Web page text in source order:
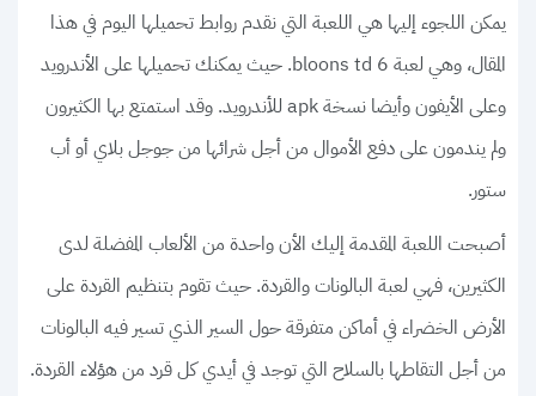
يمكن اللجوء إليها هي اللعبة التي نقدم روابط تحميلها اليوم في هذا
المقال، وهي لعبة bloons td 6. حيث يمكنك تحميلها على الأندرويد
وعلى الأيفون وأيضا نسخة apk للأندرويد. وقد استمتع بها الكثيرون
ولم يندمون على دفع الأموال من أجل شرائها من جوجل بلاي أو أب
ستور.
أصبحت اللعبة المقدمة إليك الأن واحدة من الألعاب المفضلة لدى
الكثيرين، فهي لعبة البالونات والقردة. حيث تقوم بتنظيم القردة على
الأرض الخضراء في أماكن متفرقة حول السير الذي تسير فيه البالونات
من أجل التقاطها بالسلاح التي توجد في أيدي كل قرد من هؤلاء القردة.